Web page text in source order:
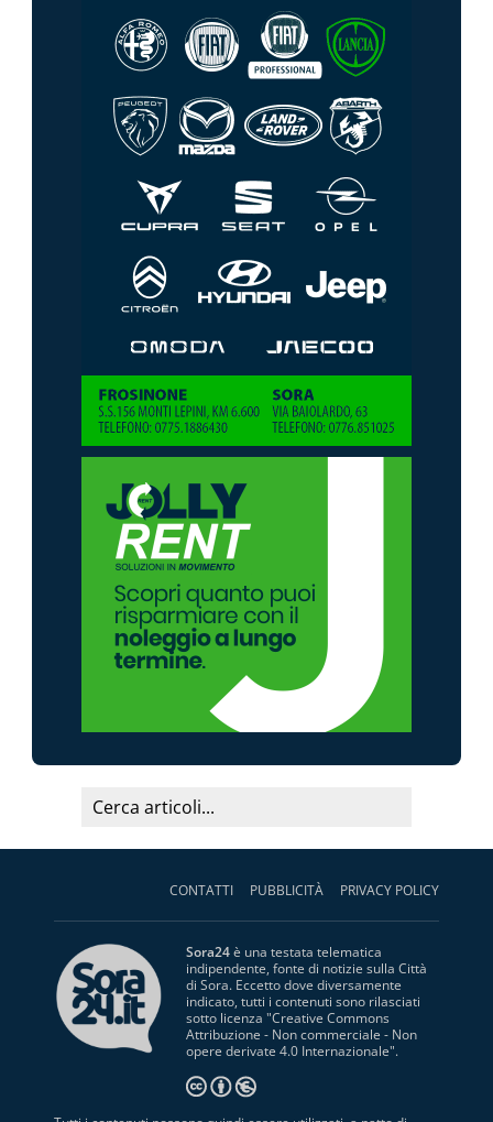
CONTATTI PUBBLICITÀ PRIVACY POLICY
Sora24è una testata telematica
indipendente, fonte di notizie sulla Città
di Sora. Eccetto dove diversamente
indicato, tutti i contenuti sono rilasciati
sotto licenza "Creative Commons
Attribuzione - Non commerciale - Non
opere derivate 4.0 Internazionale".